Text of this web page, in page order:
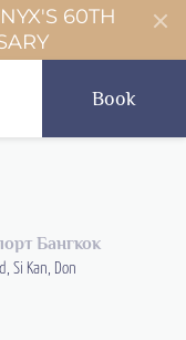
60TH
Book
Бангкок
Si Kan, Don